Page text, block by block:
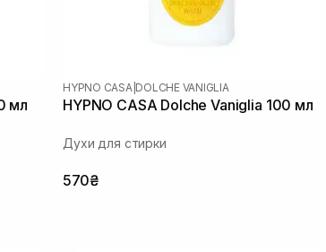
мл
HYPNO CASA DOLCHE VANIGLIA
HYPNO CASA Dolche Vaniglia 100 мл
Духи для стирки
570₴